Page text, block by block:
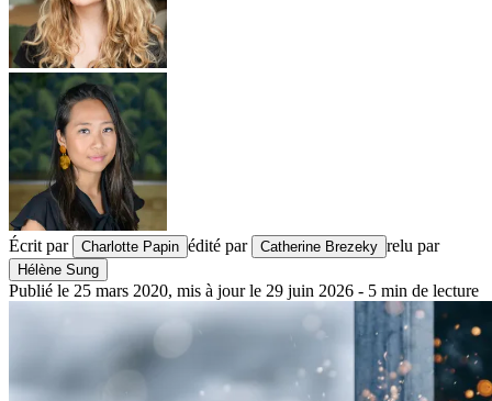
Écrit par Charlotte Papin édité par Catherine Brezeky relu par
Hélène Sung
Publié le 25 mars 2020, mis à jour le 29 juin 2026 - 5 min de lecture